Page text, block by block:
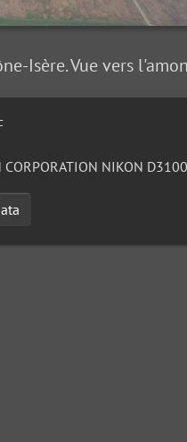
Isère. Vue vers
CORPORATION NIKON D3100